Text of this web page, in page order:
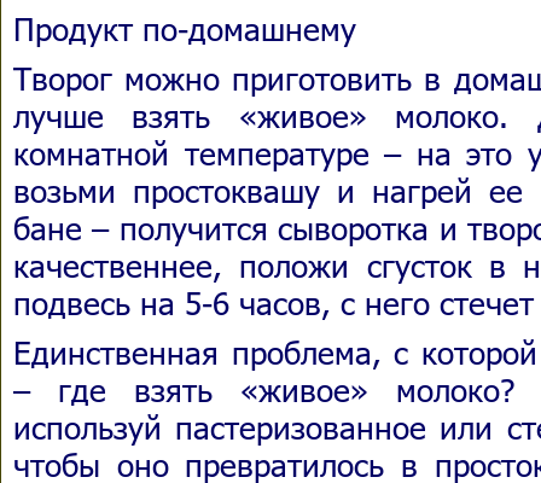
Продукт по-домашнему
Творог можно приготовить в
лучше взять «живое» молоко.
комнатной температуре – на это
возьми простоквашу и нагрей
бане – получится сыворотка и
качественнее, положи сгусток в
подвесь на 5-6 часов, с него
Единственная проблема, с
– где взять «живое»
используй пастеризованное или
чтобы оно превратилось в